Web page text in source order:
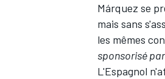
Márquez se
mais sans
les mêmes
sponsorisé
L'Espagnol